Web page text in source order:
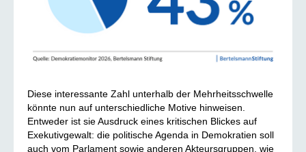
Diese interessante Zahl unterhalb der Mehrheitsschwelle
könnte nun auf unterschiedliche Motive hinweisen.
Entweder ist sie Ausdruck eines kritischen Blickes auf
Exekutivgewalt: die politische Agenda in Demokratien soll
auch vom Parlament sowie anderen Akteursgruppen, wie